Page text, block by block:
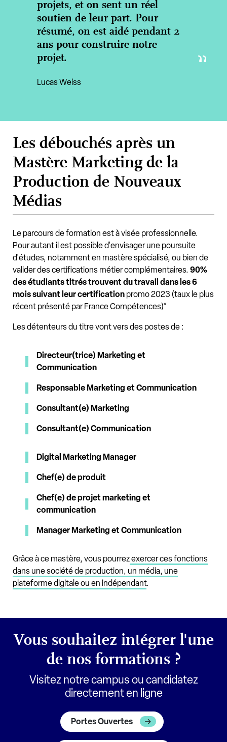
projets, et on sent un réel
soutien de leur part. Pour
résumé, on est aidé pendant 2
ans pour construire notre
projet.
Lucas Weiss
Les débouchés après un
Mastère Marketing de la
Production de Nouveaux
Médias
Le parcours de formation est à visée professionnelle.
Pour autant il est possible d'envisager une poursuite
d'études, notamment en mastère spécialisé, ou bien de
valider des certifications métier complémentaires. 90%
des étudiants titrés trouvent du travail dans les 6
mois suivant leur certification promo 2023 (taux le plus
récent présenté par France Compétences)*
Les détenteurs du titre vont vers des postes de :
Directeur(trice) Marketing et
Communication
Responsable Marketing et Communication
Consultant(e) Marketing
Consultant(e) Communication
Digital Marketing Manager
Chef(e) de produit
Chef(e) de projet marketing et
communication
Manager Marketing et Communication
Grâce à ce mastère, vous pourrezexercer ces fonctions
dans une société de production, un média, une
plateforme digitale ou en indépendant.
Vous souhaitez intégrer l'une
de nos formations ?
Visitez notre campus ou candidatez
directement en ligne
Portes Ouvertes